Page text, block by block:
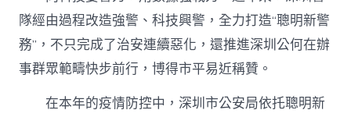
隊經由過程改造強警、科技興警，全力打造“聰明新警
務”，不只完成了治安連續惡化，還推進深圳公何在辦
事群眾範疇快步前行，博得市平易近稱贊。
在本年的疫情防控中，深圳市公安局依托聰明新